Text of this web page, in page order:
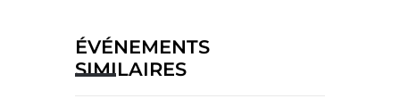
ÉVÉNEMENTS
SIMILAIRES